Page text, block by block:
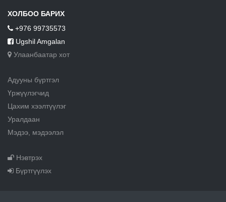
ХОЛБОО БАРИХ
+976 99735573
Ugshil Amgalan
Улаанбаатар хот
Адууны бүртгэл
Үржүүлэгчид
Цахим хээлтүүлэг
Уралдаан
Мэдээ, мэдээлэл
Нэвтрэх
Бүртгүүлэх